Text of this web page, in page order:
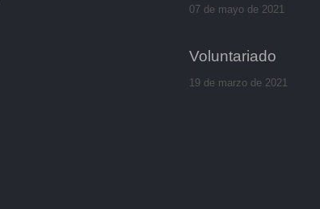
07 de mayo de 2021
Voluntariado
19 de marzo de 2021